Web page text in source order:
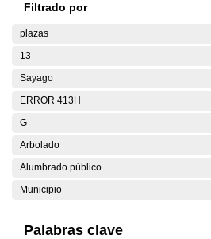
Filtrado por
plazas
13
Sayago
ERROR 413H
G
Arbolado
Alumbrado público
Municipio
Palabras clave